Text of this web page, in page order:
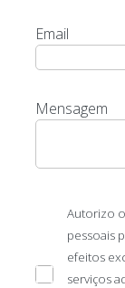
Email
Mensagem
Autorizo
pessoais
efeitos
serviços